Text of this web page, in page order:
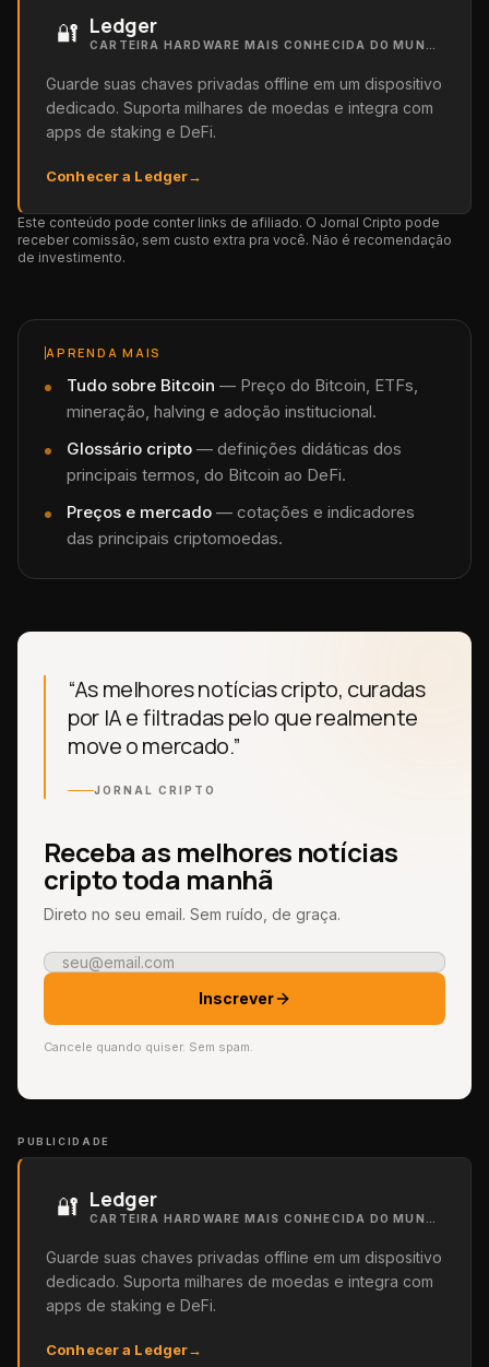
🔐 Ledger
Guarde suas chaves privadas offline em um dispositivo
dedicado. Suporta milhares de moedas e integra com
apps de staking e DeFi.
Conhecer a Ledger→
Este conteúdo pode conter links de afiliado. O Jornal Cripto pode
receber comissão, sem custo extra pra você. Não é recomendação
de investimento.
APRENDA MAIS
Tudo sobre Bitcoin — Preço do Bitcoin, ETFs,
mineração, halving e adoção institucional.
Glossário cripto — definições didáticas dos
principais termos, do Bitcoin ao DeFi.
Preços e mercado — cotações e indicadores
das principais criptomoedas.
“As melhores notícias cripto, curadas
por IA e filtradas pelo que realmente
move o mercado.”
JORNAL CRIPTO
Receba as melhores notícias
cripto toda manhã
Direto no seu email. Sem ruído, de graça.
Inscrever
Cancele quando quiser. Sem spam.
PUBLICIDADE
🔐 Ledger
Guarde suas chaves privadas offline em um dispositivo
dedicado. Suporta milhares de moedas e integra com
apps de staking e DeFi.
Conhecer a Ledger→